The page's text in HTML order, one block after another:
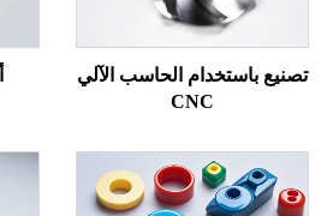
تصنيع باستخدام الحاسب الآلي
CNC